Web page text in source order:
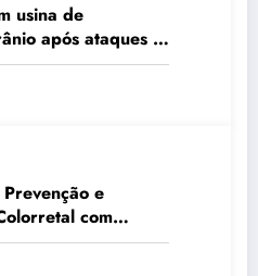
usina de
após ataques e
sobre
e
com